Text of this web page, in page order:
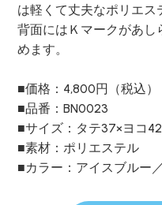
は軽くて丈夫なポリエ
背面にはＫマークがあし
めます。
■価格：4,800円（税込）
■品番：BN0023
■サイズ：タテ37×ヨコ
■素材：ポリエステル
■カラー：アイスブルー